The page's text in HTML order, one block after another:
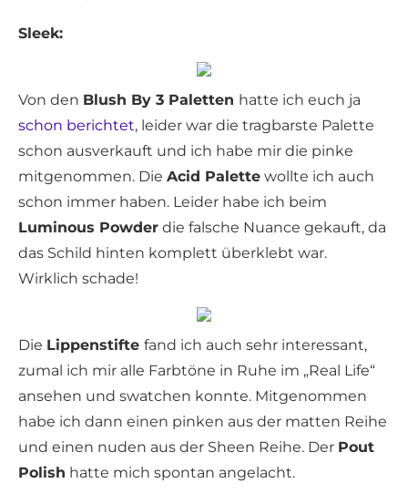
Sleek:
Von den Blush By 3 Paletten hatte ich euch ja
schon berichtet, leider war die tragbarste Palette
schon ausverkauft und ich habe mir die pinke
mitgenommen. Die Acid Palette wollte ich auch
schon immer haben. Leider habe ich beim
Luminous Powder die falsche Nuance gekauft, da
das Schild hinten komplett überklebt war.
Wirklich schade!
Die Lippenstifte fand ich auch sehr interessant,
zumal ich mir alle Farbtöne in Ruhe im „Real Life“
ansehen und swatchen konnte. Mitgenommen
habe ich dann einen pinken aus der matten Reihe
und einen nuden aus der Sheen Reihe. Der Pout
Polish hatte mich spontan angelacht.